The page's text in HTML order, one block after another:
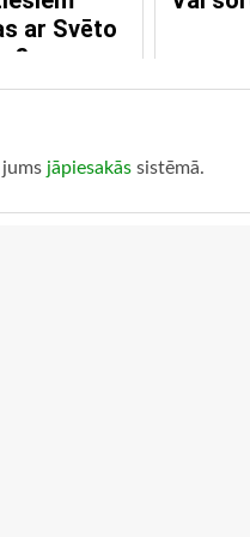
ar Svēto
jāpiesakās sistēmā.